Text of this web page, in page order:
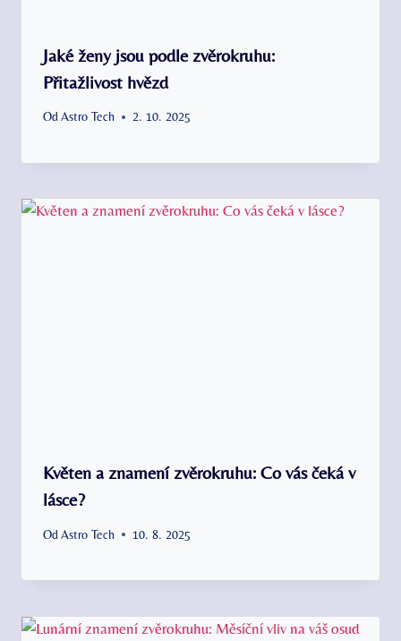
Jaké ženy jsou podle zvěrokruhu:
Přitažlivost hvězd
OdAstro Tech 2. 10. 2025
Květen a znamení zvěrokruhu: Co vás čeká v
lásce?
Od Astro Tech 10. 8. 2025